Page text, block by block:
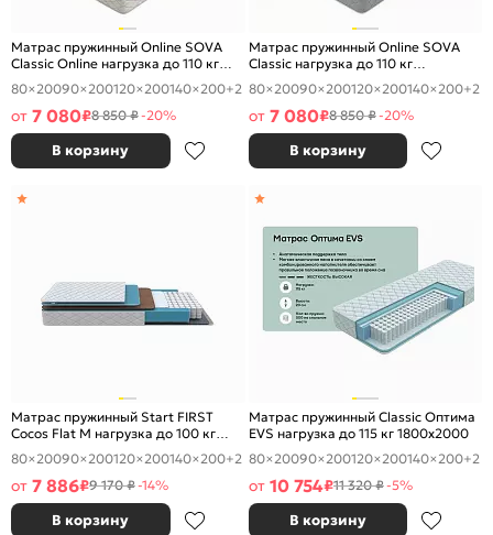
Матрас пружинный Online SOVA
Classic Online нагрузка до 110 кг
1800x2000
80×20090×200120×200140×200+2
от 7 080₽8 850 ₽-20%
В корзину
Матрас пружинный Online SOVA
Classic нагрузка до 110 кг
1800x2000
80×20090×200120×200140×200+2
от 7 080₽8 850 ₽-20%
В корзину
Матрас пружинный Start FIRST
Cocos Flat M нагрузка до 100 кг
1800x2000
80×20090×200120×200140×200+2
от 7 886₽9 170 ₽-14%
В корзину
Матрас пружинный Classic Оптима
EVS нагрузка до 115 кг 1800x2000
80×20090×200120×200140×200+2
от 10 754₽11 320 ₽-5%
В корзину